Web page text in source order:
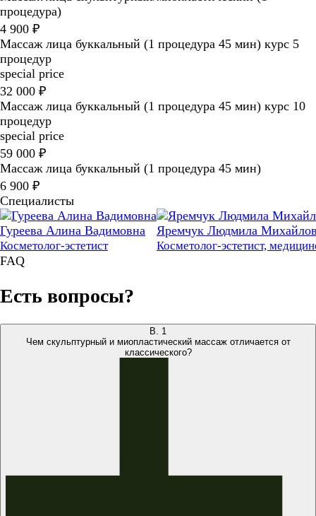
процедура)
4 900 ₽
Массаж лица буккальный (1 процедура 45 мин) курс 5
процедур
special price
32 000 ₽
Массаж лица буккальный (1 процедура 45 мин) курс 10
процедур
special price
59 000 ₽
Массаж лица буккальный (1 процедура 45 мин)
6 900 ₽
Специалисты
Гуреева Алина Вадимовна
Косметолог-эстетист
Яремчук Людмила
Косметолог-эстетист,
FAQ
Есть вопросы?
В. 1
Чем скульптурный и миопластический массаж отличается от
классического?